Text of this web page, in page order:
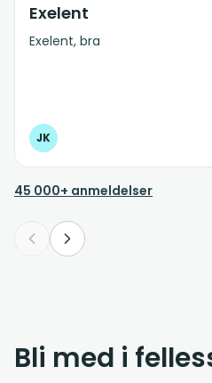
Exelent
Exelent, bra
JK
45 000+ anmeldelser
Bli med i